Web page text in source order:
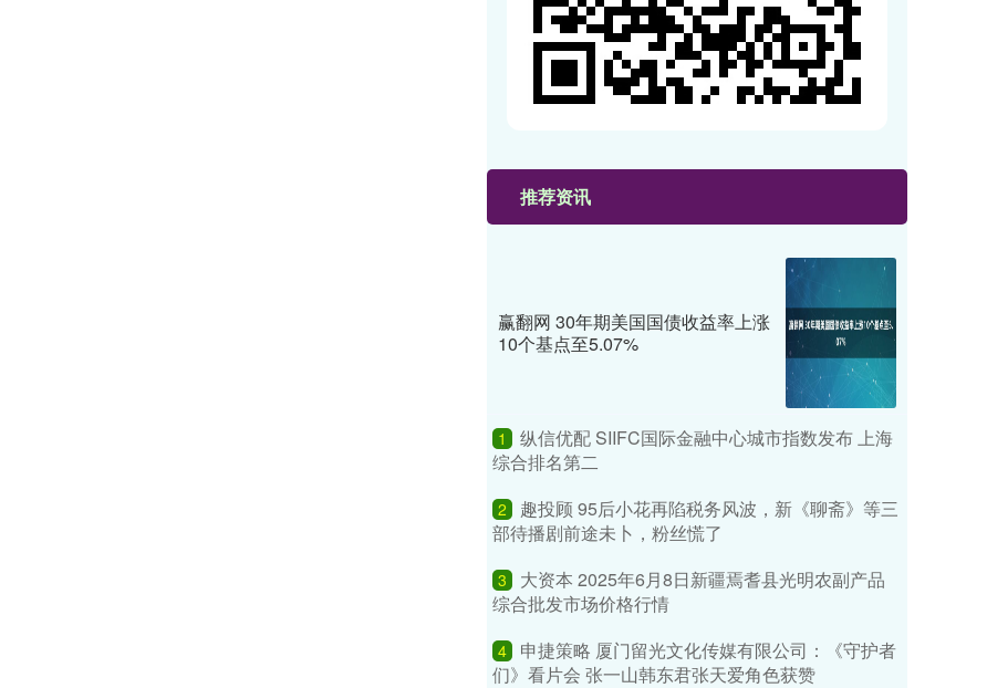
推荐资讯
赢翻网 30年期美国国债收益率上涨
10个基点至5.07%
1
纵信优配 SIIFC国际金融中心城市指数发布 上海
综合排名第二
2
趣投顾 95后小花再陷税务风波，新《聊斋》等三
部待播剧前途未卜，粉丝慌了
3
大资本 2025年6月8日新疆焉耆县光明农副产品
综合批发市场价格行情
4
申捷策略 厦门留光文化传媒有限公司：《守护者
们》看片会 张一山韩东君张天爱角色获赞